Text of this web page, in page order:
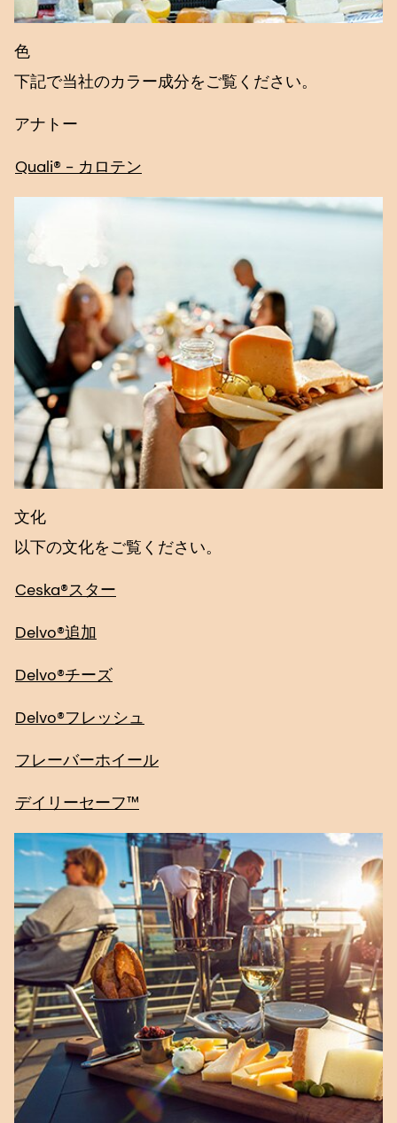
色
下記で当社のカラー成分をご覧ください。
アナトー
Quali® - カロテン
文化
以下の文化をご覧ください。
Ceska®スター
Delvo®追加
Delvo®チーズ
Delvo®フレッシュ
フレーバーホイール
デイリーセーフ™